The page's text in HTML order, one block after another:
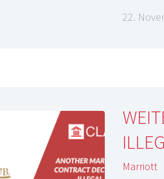
22.
Marriott